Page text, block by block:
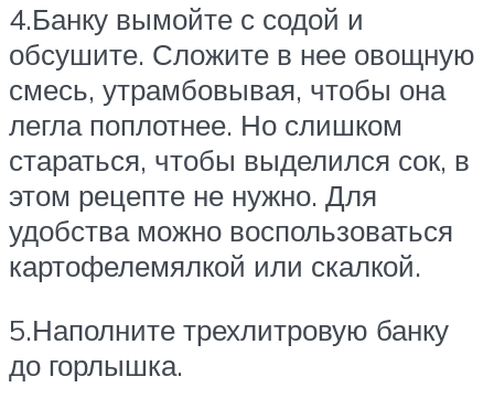
4.Банку вымойте с содой и
обсушите. Сложите в нее овощную
смесь, утрамбовывая, чтобы она
легла поплотнее. Но слишком
стараться, чтобы выделился сок, в
этом рецепте не нужно. Для
удобства можно воспользоваться
картофелемялкой или скалкой.
5.Наполните трехлитровую банку
до горлышка.